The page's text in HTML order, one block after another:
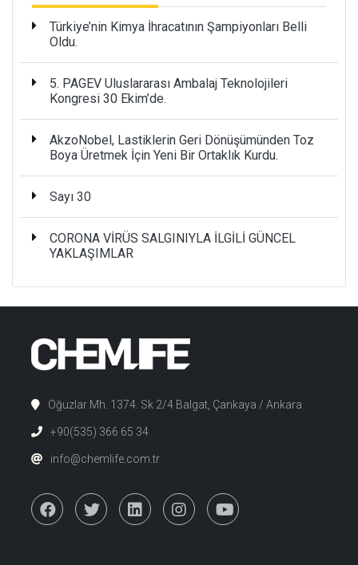
Türkiye’nin Kimya İhracatının Şampiyonları Belli
Oldu.
5. PAGEV Uluslararası Ambalaj Teknolojileri
Kongresi 30 Ekim’de.
AkzoNobel, Lastiklerin Geri Dönüşümünden Toz
Boya Üretmek İçin Yeni Bir Ortaklık Kurdu.
Sayı 30
CORONA VİRÜS SALGINIYLA İLGİLİ GÜNCEL
YAKLAŞIMLAR
Oğuzlar Mh. 1374. Sk 2/4 Balgat, Çankaya / Ankara
+90(535) 366 65 34
info@chemlife.com.tr